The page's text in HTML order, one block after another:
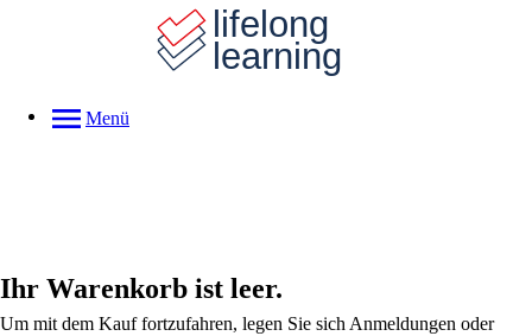
Menü
Ihr Warenkorb ist leer.
Um mit dem Kauf fortzufahren, legen Sie sich Anmeldungen oder